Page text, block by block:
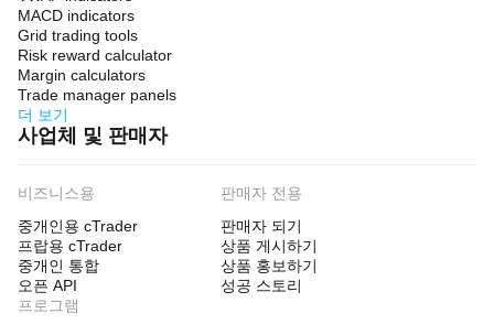
MACD indicators
Grid trading tools
Risk reward calculator
Margin calculators
Trade manager panels
더 보기
사업체 및 판매자
비즈니스용
중개인용 cTrader
프랍용 cTrader
중개인 통합
오픈 API
판매자 전용
판매자 되기
상품 게시하기
상품 홍보하기
성공 스토리
프로그램